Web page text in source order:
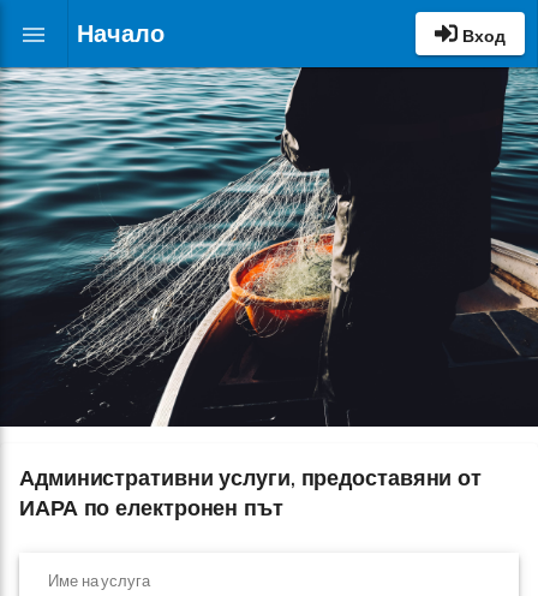
menu Начало Вход
Административни услуги, предоставяни от
ИАРА по електронен път
Име на услуга
на
билет
от
сдружения
ИАРА
-
регистрация
на
съществуващи
сдружения
Публичен
Ръководство
употреба